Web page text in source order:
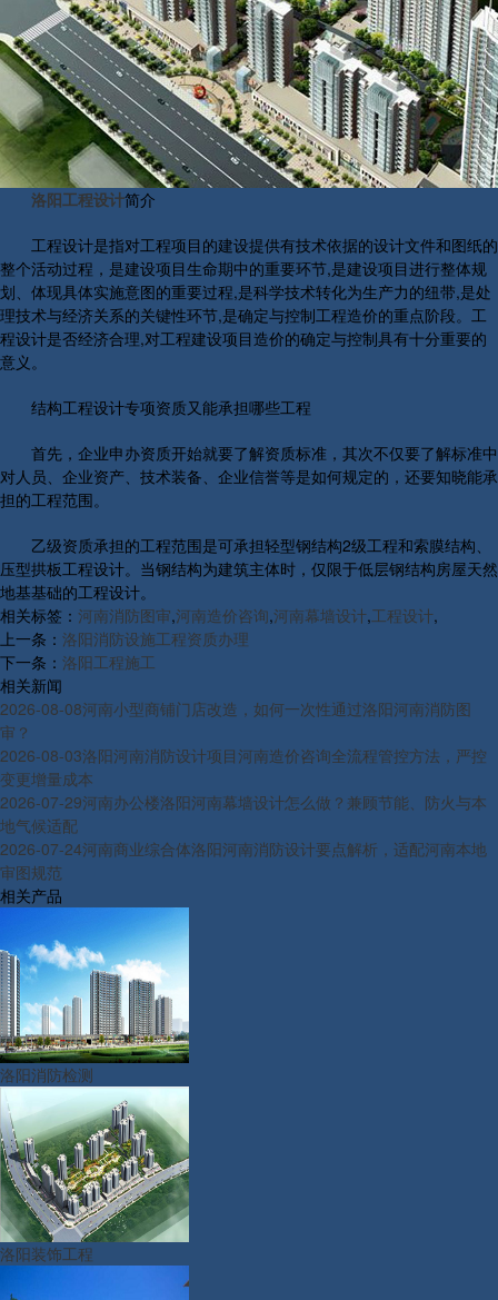
洛阳工程设计简介
工程设计是指对工程项目的建设提供有技术依据的设计文件和图纸的
整个活动过程，是建设项目生命期中的重要环节,是建设项目进行整体规
划、体现具体实施意图的重要过程,是科学技术转化为生产力的纽带,是处
理技术与经济关系的关键性环节,是确定与控制工程造价的重点阶段。工
程设计是否经济合理,对工程建设项目造价的确定与控制具有十分重要的
意义。
结构工程设计专项资质又能承担哪些工程
首先，企业申办资质开始就要了解资质标准，其次不仅要了解标准中
对人员、企业资产、技术装备、企业信誉等是如何规定的，还要知晓能承
担的工程范围。
乙级资质承担的工程范围是可承担轻型钢结构2级工程和索膜结构、
压型拱板工程设计。当钢结构为建筑主体时，仅限于低层钢结构房屋天然
地基基础的工程设计。
相关标签： 河南消防图审,河南造价咨询,河南幕墙设计,工程设计,
上一条： 洛阳消防设施工程资质办理
下一条： 洛阳工程施工
相关新闻
2026-08-08河南小型商铺门店改造，如何一次性通过洛阳河南消防图
审？
2026-08-03洛阳河南消防设计项目河南造价咨询全流程管控方法，严控
变更增量成本
2026-07-29河南办公楼洛阳河南幕墙设计怎么做？兼顾节能、防火与本
地气候适配
2026-07-24河南商业综合体洛阳河南消防设计要点解析，适配河南本地
审图规范
相关产品
洛阳消防检测
洛阳装饰工程